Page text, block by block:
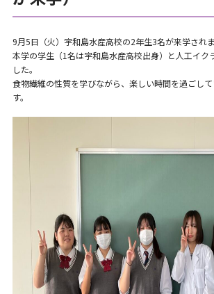
9月5日（火）宇和島水産高校の2年生3名が来学されま
本学の学生（1名は宇和島水産高校出身）と人工イク
した。
食物繊維の性質を学びながら、楽しい時間を過ごし
す。